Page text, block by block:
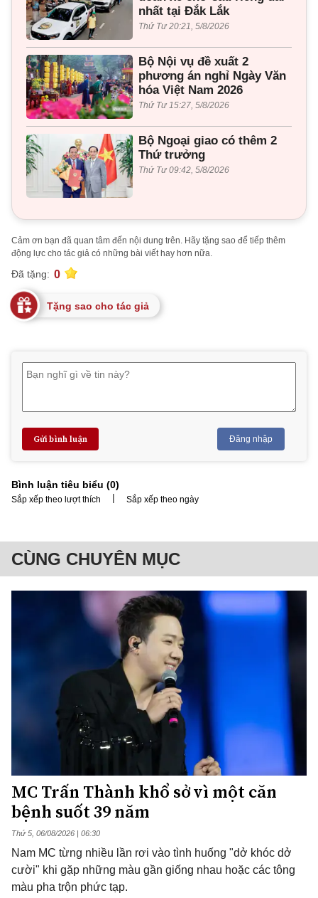
nhất tại Đắk Lắk
Thứ Tư 20:21, 5/8/2026
Bộ Nội vụ đề xuất 2
phương án nghỉ Ngày Văn
hóa Việt Nam 2026
Thứ Tư 15:27, 5/8/2026
Bộ Ngoại giao có thêm 2
Thứ trưởng
Thứ Tư 09:42, 5/8/2026
Cảm ơn bạn đã quan tâm đến nội dung trên. Hãy tặng sao để tiếp thêm
động lực cho tác giả có những bài viết hay hơn nữa.
Đã tặng: 0
Tặng sao cho tác giả
Gửi bình luận Đăng nhập
Bình luận tiêu biểu (0)
Sắp xếp theo lượt thích | Sắp xếp theo ngày
CÙNG CHUYÊN MỤC
MC Trấn Thành khổ sở vì một căn
bệnh suốt 39 năm
Thứ 5, 06/08/2026 | 06:30
Nam MC từng nhiều lần rơi vào tình huống "dở khóc dở
cười" khi gặp những màu gần giống nhau hoặc các tông
màu pha trộn phức tạp.